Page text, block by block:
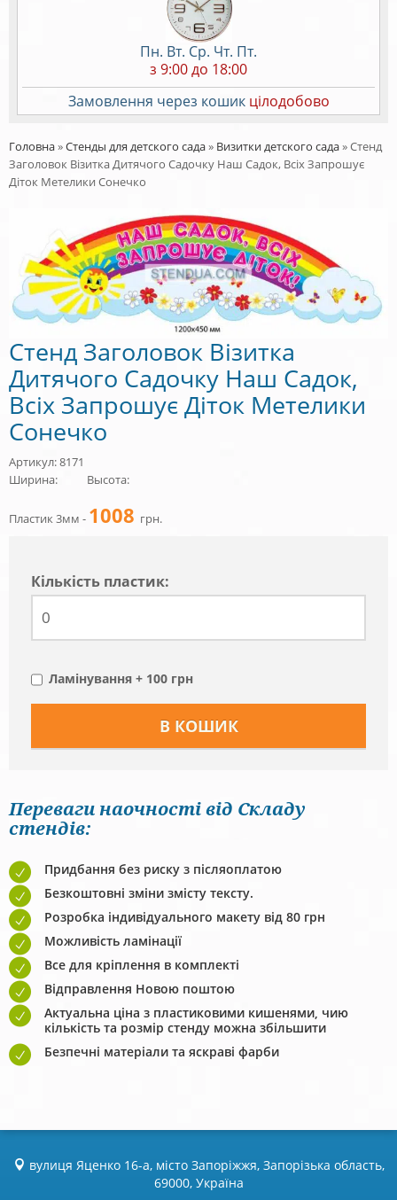
Пн. Вт. Ср. Чт. Пт.
з 9:00 до 18:00
Замовлення через кошик цілодобово
Головна»Стенды для детского сада» Визитки детского сада»Стенд
Заголовок Візитка Дитячого Садочку Наш Садок, Всіх Запрошує
Діток Метелики Сонечко
Стенд Заголовок Візитка
Дитячого Садочку Наш Садок,
Всіх Запрошує Діток Метелики
Сонечко
Артикул: 8171
Ширина:
Высота:
Пластик 3мм - 1008 грн.
Кiлькiсть пластик:
Ламінування + 100 грн
Переваги наочності від Складу
стендів:
Придбання без риску з післяоплатою
Безкоштовні зміни змісту тексту.
Розробка індивідуального макету від 80 грн
Можливість ламінації
Все для кріплення в комплекті
Відправлення Новою поштою
Актуальна ціна з пластиковими кишенями, чию
кількість та розмір стенду можна збільшити
Безпечні матеріали та яскраві фарби
вулиця Яценко 16-а, місто Запоріжжя, Запорізька область,
69000, Україна